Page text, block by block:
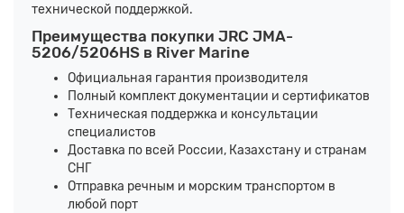
технической поддержкой.
Преимущества покупки JRC JMA-
5206/5206HS в River Marine
Официальная гарантия производителя
Полный комплект документации и сертификатов
Техническая поддержка и консультации
специалистов
Доставка по всей России, Казахстану и странам
СНГ
Отправка речным и морским транспортом в
любой порт